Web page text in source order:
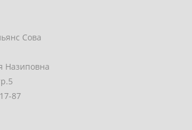
Сова
Назиповна
87